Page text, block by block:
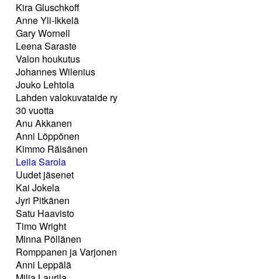
Kira Gluschkoff
Anne Yli-Ikkelä
Gary Wornell
Leena Saraste
Valon houkutus
Johannes Wilenius
Jouko Lehtola
Lahden valokuvataide ry
30 vuotta
Anu Akkanen
Anni Löppönen
Kimmo Räisänen
Leila Sarola
Uudet jäsenet
Kai Jokela
Jyri Pitkänen
Satu Haavisto
Timo Wright
Minna Pöllänen
Romppanen ja Varjonen
Anni Leppälä